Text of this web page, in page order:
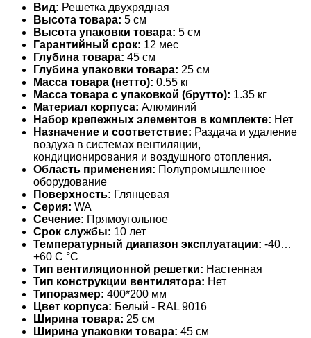
Вид: Решетка двухрядная
Высота товара: 5 см
Высота упаковки товара: 5 см
Гарантийный срок: 12 мес
Глубина товара: 45 см
Глубина упаковки товара: 25 см
Масса товара (нетто): 0.55 кг
Масса товара с упаковкой (брутто): 1.35 кг
Материал корпуса: Алюминий
Набор крепежных элементов в комплекте: Нет
Назначение и соответствие: Раздача и удаление
воздуха в системах вентиляции,
кондиционирования и воздушного отопления.
Область применения: Полупромышленное
оборудование
Поверхность: Глянцевая
Серия: WA
Сечение: Прямоугольное
Срок службы: 10 лет
Температурный диапазон эксплуатации: -40…
+60 С °С
Тип вентиляционной решетки: Настенная
Тип конструкции вентилятора: Нет
Типоразмер: 400*200 мм
Цвет корпуса: Белый - RAL 9016
Ширина товара: 25 см
Ширина упаковки товара: 45 см